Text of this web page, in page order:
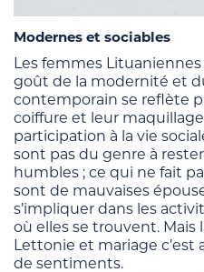
Modernes et sociables
Les femmes
goût de la modernité et
contemporain se reflète
coiffure et leur
participation à la vie
sont pas du genre à
humbles ; ce qui ne fait
sont de mauvaises
s’impliquer dans les
où elles se trouvent.
Lettonie et mariage
de sentiments.